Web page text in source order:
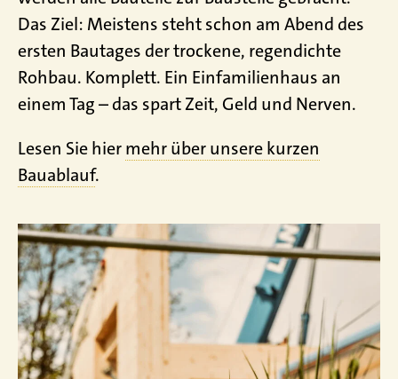
Das Ziel: Meistens steht schon am Abend des
ersten Bautages der trockene, regendichte
Rohbau. Komplett. Ein Einfamilienhaus an
einem Tag – das spart Zeit, Geld und Nerven.
Lesen Sie hiermehr über unsere kurzen
Bauablauf.